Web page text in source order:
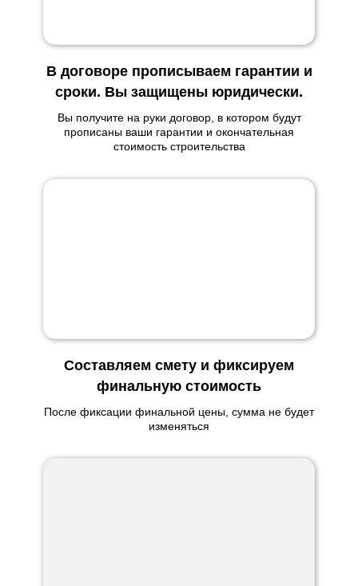
В договоре прописываем гарантии и
сроки. Вы защищены юридически.
Вы получите на руки договор, в котором будут
прописаны ваши гарантии и окончательная
стоимость строительства
Составляем смету и фиксируем
финальную стоимость
После фиксации финальной цены, сумма не будет
изменяться